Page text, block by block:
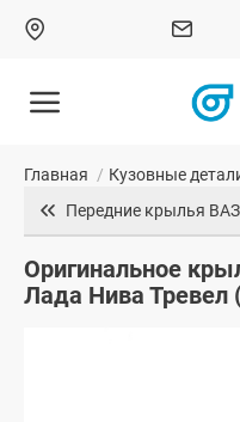
Главная / Кузовные
Передние крылья ВАЗ
Оригинальное
Лада Нива Тревел